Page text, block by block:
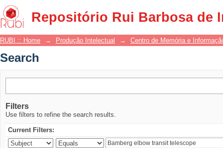
Repositório Rui Barbosa de
Search
RUBI :: Home → Produção Intelectual → Centro de Memória e
Search
Filters
Use filters to refine the search results.
Current Filters: